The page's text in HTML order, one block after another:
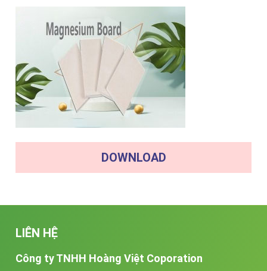
DOWNLOAD
LIÊN HỆ
Công ty TNHH Hoàng Việt Coporation